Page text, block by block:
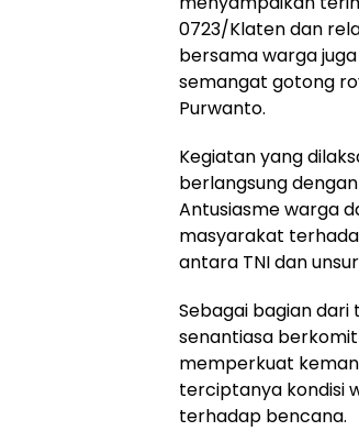
0723/Klaten dan
bersama warga
semangat gotong
Purwanto.
Kegiatan yang
berlangsung
Antusiasme warga
masyarakat
antara TNI dan
Sebagai bagian
senantiasa
memperkuat
terciptanya kondisi
terhadap bencana.